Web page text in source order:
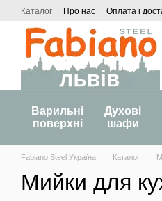
Перейти до основного контенту
Каталог Про нас Оплата і
Варильні
поверхні
Духові
шафи
Fabiano Steel Україна Каталог
Мийки для